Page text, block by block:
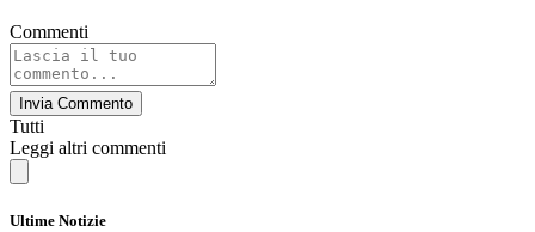
Commenti
Invia Commento
Tutti
Leggi altri commenti
Ultime Notizie